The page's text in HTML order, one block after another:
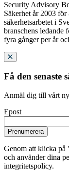
Security Advisory
Säkerhet år 2003
säkerhetsarbetet i
branschens ledande
fyra gånger per år
Få den senaste
Anmäl dig till vårt
Epost
Prenumerera
Genom att klicka på
och använder dina
integritetspolicy.